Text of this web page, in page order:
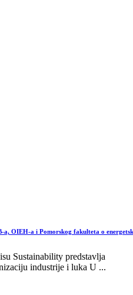
a, OIEH-a i Pomorskog fakulteta o
Sustainability predstavlja
industrije i luka U ...